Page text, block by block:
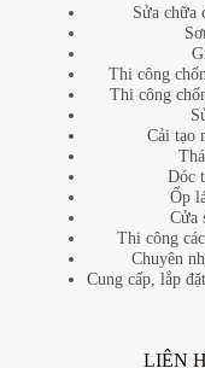
Sửa chữa
Thi công
Thi công
Cải tạo
Dóc
Ốp
Cửa
Thi công
Chuyên
Cung cấp, lắp
LIÊN